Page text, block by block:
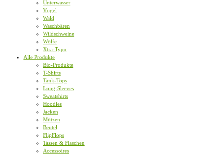
Unterwasser
Vögel
Wald
Waschbären
Wildschweine
Wölfe
Xtra-Typo
Alle Produkte
Bio-Produkte
T-Shirts
Tank-Tops
Long-Sleeves
Sweatshirts
Hoodies
Jacken
Mützen
Beutel
FlipFlops
Tassen & Flaschen
Accessoires